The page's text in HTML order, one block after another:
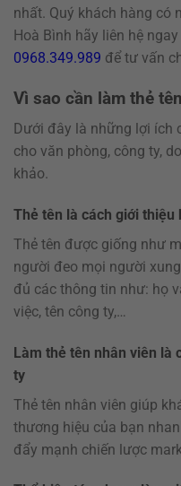
nhất. Quý khách hàng có
Hoà Bình hãy liên hệ
0968.349.989 để tư vấn
Vì sao cần làm thẻ
Dưới đây là những lợi ích
cho văn phòng, công ty,
khảo.
Thẻ tên là cách giới thiệu
Thẻ tên được giống như
người đeo mọi người
đủ các thông tin như: họ
việc, tên công ty,…
Làm thẻ tên nhân viên là
ty
Thẻ tên nhân viên giúp
thương hiệu của bạn
đẩy mạnh chiến lược